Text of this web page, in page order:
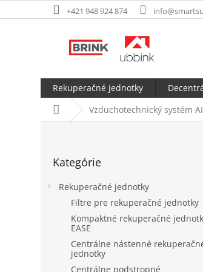
na
+421 948 924 874
Rekuperačné jednotky
DomovVzduchotechnický systém
kategórie
Kategórie
Rekuperačné jednotky
Filtre pre rekuperačné jednotky
Kompaktné rekuperačné
EASE
Centrálne nástenné
jednotky
Centrálne podstropné